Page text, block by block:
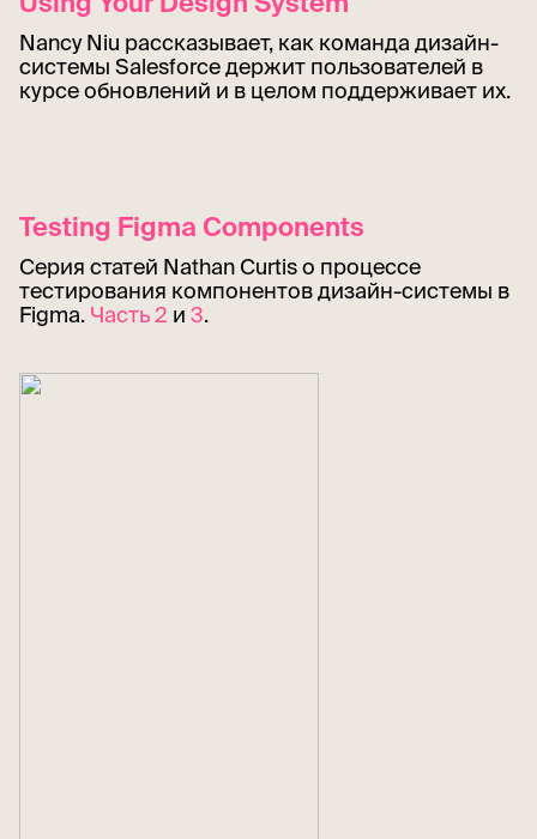
Nancy Niu рассказывает, как команда дизайн-
системы Salesforce держит пользователей в
курсе обновлений и в целом поддерживает их.
Testing Figma Components
Серия статей Nathan Curtis о процессе
тестирования компонентов дизайн-системы в
Figma. Часть 2 и 3.